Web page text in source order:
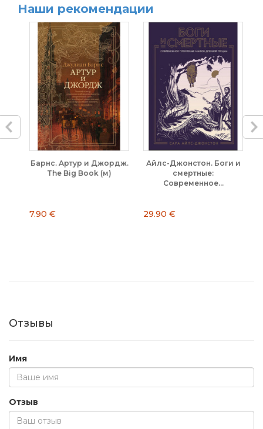
Наши рекомендации
Джордж.
Айлс-Джонстон. Боги и
смертные:
29.90 €
Грибоедов. Горе от
Всемирная
8.90 €
Отзывы
Имя
Отзыв